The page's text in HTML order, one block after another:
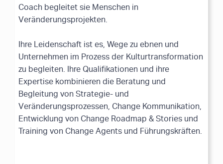
Coach begleitet sie Menschen in
Veränderungsprojekten.
Ihre Leidenschaft ist es, Wege zu ebnen und
Unternehmen im Prozess der Kulturtransformation
zu begleiten. Ihre Qualifikationen und ihre
Expertise kombinieren die Beratung und
Begleitung von Strategie- und
Veränderungsprozessen, Change Kommunikation,
Entwicklung von Change Roadmap & Stories und
Training von Change Agents und Führungskräften.